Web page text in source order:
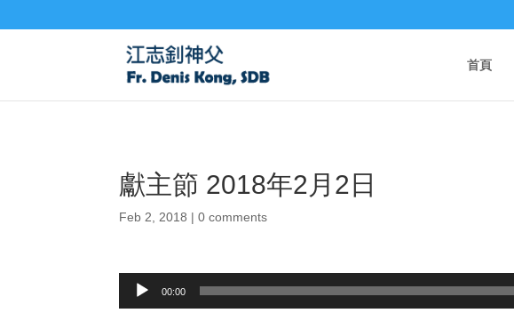
首頁
獻主節 2018年2月2日
Feb 2, 2018 |0 comments
Audio
00:00